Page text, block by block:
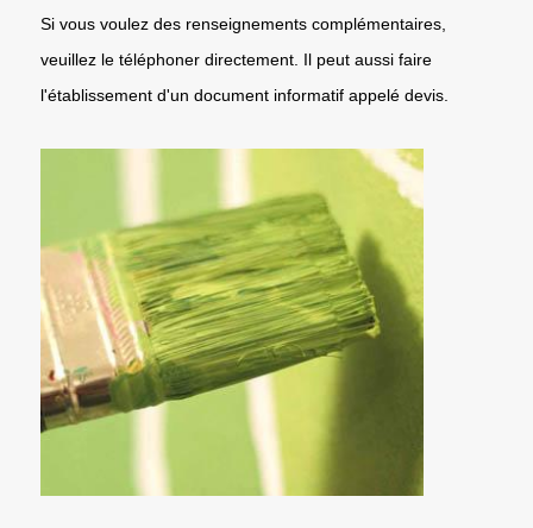
Si vous voulez des renseignements complémentaires,
veuillez le téléphoner directement. Il peut aussi faire
l'établissement d'un document informatif appelé devis.